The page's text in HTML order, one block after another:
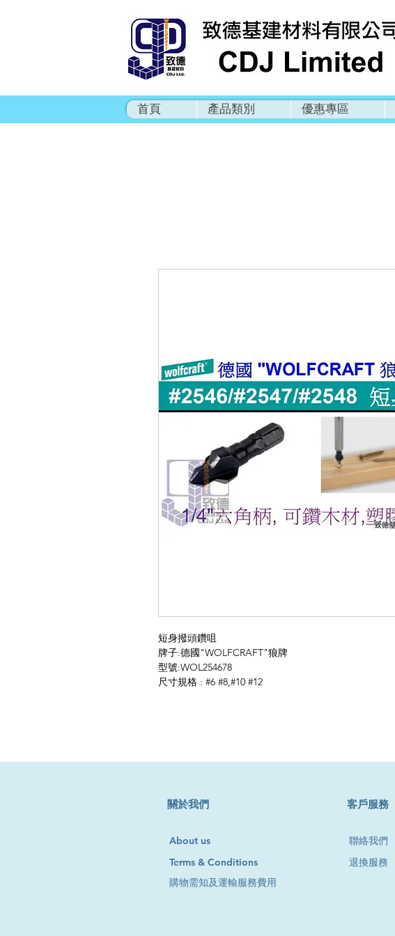
首頁 產品類別 優惠專區
短身撥頭鑽咀
牌子:德國"WOLFCRAFT"狼牌
型號:WOL254678
尺寸規格 : #6 #8,#10 #12
​關於我們
About us
Terms & Conditions
​客戶服務
聯絡我們
退換服務
購物需知及運輸服務費用